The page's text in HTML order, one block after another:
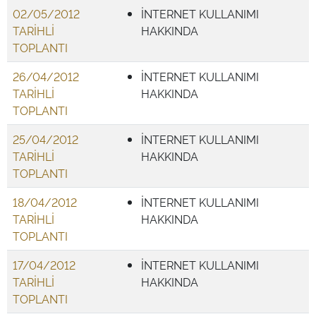
02/05/2012
TARİHLİ
TOPLANTI
İNTERNET KULLANIMI
HAKKINDA
26/04/2012
TARİHLİ
TOPLANTI
İNTERNET KULLANIMI
HAKKINDA
25/04/2012
TARİHLİ
TOPLANTI
İNTERNET KULLANIMI
HAKKINDA
18/04/2012
TARİHLİ
TOPLANTI
İNTERNET KULLANIMI
HAKKINDA
17/04/2012
TARİHLİ
TOPLANTI
İNTERNET KULLANIMI
HAKKINDA